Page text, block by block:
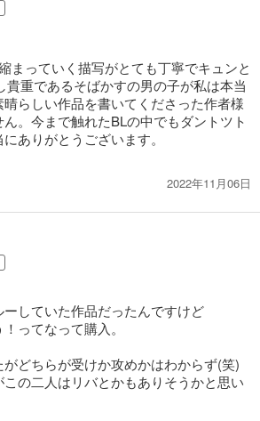
まっていく描写がとても丁寧でキュンと
貴重であるそばかすの男の子が私は本当
らしい作品を書いてくださった作者様
。今まで触れたBLの中でもダントツト
ありがとうございます。
2022年11月06日
していた作品だったんですけど
ってなって購入。
どちらが受けか攻めかはわからず(笑)
の二人はリバとかもありそうかと思い